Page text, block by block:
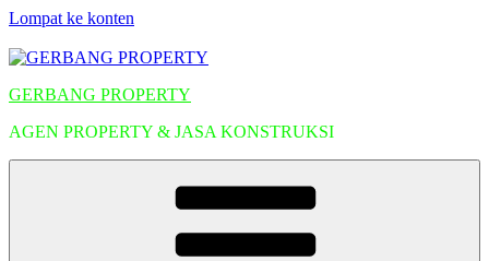
Lompat ke konten
GERBANG PROPERTY
AGEN PROPERTY & JASA KONSTRUKSI